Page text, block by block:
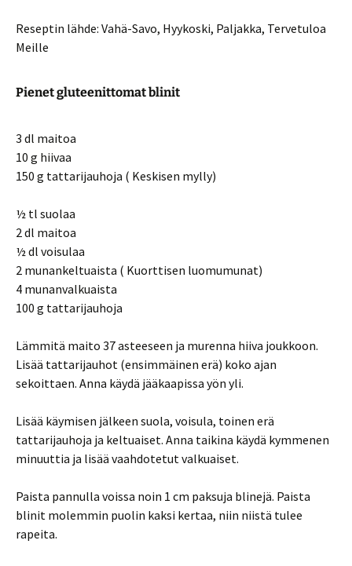
Reseptin lähde: Vahä-Savo, Hyykoski, Paljakka, Tervetuloa
Meille
Pienet gluteenittomat blinit
3 dl maitoa
10 g hiivaa
150 g tattarijauhoja ( Keskisen mylly)
½ tl suolaa
2 dl maitoa
½ dl voisulaa
2 munankeltuaista ( Kuorttisen luomumunat)
4 munanvalkuaista
100 g tattarijauhoja
Lämmitä maito 37 asteeseen ja murenna hiiva joukkoon.
Lisää tattarijauhot (ensimmäinen erä) koko ajan
sekoittaen. Anna käydä jääkaapissa yön yli.
Lisää käymisen jälkeen suola, voisula, toinen erä
tattarijauhoja ja keltuaiset. Anna taikina käydä kymmenen
minuuttia ja lisää vaahdotetut valkuaiset.
Paista pannulla voissa noin 1 cm paksuja blinejä. Paista
blinit molemmin puolin kaksi kertaa, niin niistä tulee
rapeita.